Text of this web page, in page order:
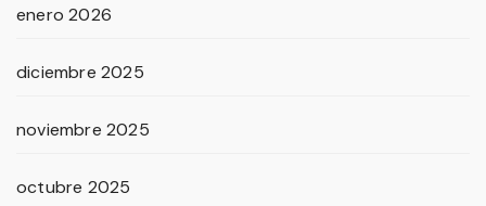
enero 2026
diciembre 2025
noviembre 2025
octubre 2025